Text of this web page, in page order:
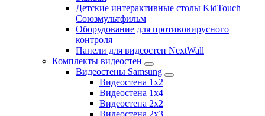
Детские интерактивные столы KidTouch
Союзмультфильм
Оборудование для противовирусного
контроля
Панели для видеостен NextWall
Комплекты видеостен
Видеостены Samsung
Видеостена 1x2
Видеостена 1x4
Видеостена 2x2